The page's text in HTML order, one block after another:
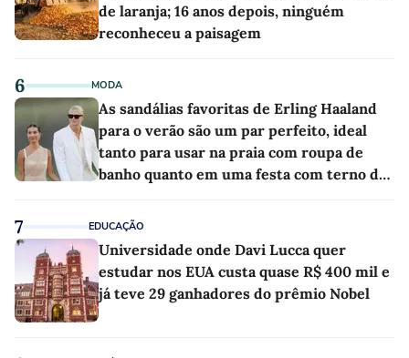
de laranja; 16 anos depois, ninguém
reconheceu a paisagem
6 MODA
As sandálias favoritas de Erling Haaland
para o verão são um par perfeito, ideal
tanto para usar na praia com roupa de
banho quanto em uma festa com terno de
7 EDUCAÇÃO
Universidade onde Davi Lucca quer
estudar nos EUA custa quase R$ 400 mil e
já teve 29 ganhadores do prêmio Nobel